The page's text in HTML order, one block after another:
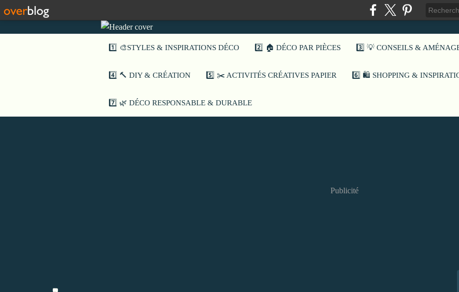
1️⃣ 🎨STYLES & INSPIRATIONS DÉCO 2️⃣ 🏠 DÉCO PAR PIÈCES 3️⃣ 💡 CONSEILS &
4️⃣ 🔨 DIY & CRÉATION 5️⃣ ✂️ ACTIVITÉS CRÉATIVES PAPIER 6️⃣ 🛍️ SHOPPING &
7️⃣ 🌿 DÉCO RESPONSABLE & DURABLE
Publicité